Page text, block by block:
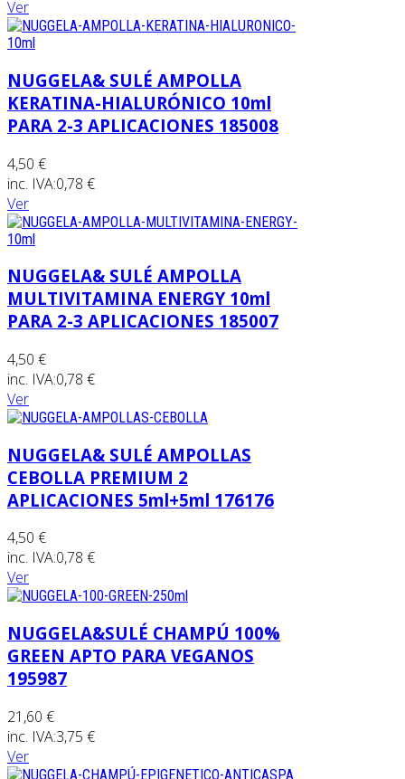
Ver
NUGGELA& SULÉ AMPOLLA
KERATINA-HIALURÓNICO 10ml
PARA 2-3 APLICACIONES 185008
4,50 €
inc. IVA:0,78 €
Ver
NUGGELA& SULÉ AMPOLLA
MULTIVITAMINA ENERGY 10ml
PARA 2-3 APLICACIONES 185007
4,50 €
inc. IVA:0,78 €
Ver
NUGGELA& SULÉ AMPOLLAS
CEBOLLA PREMIUM 2
APLICACIONES 5ml+5ml 176176
4,50 €
inc. IVA:0,78 €
Ver
NUGGELA&SULÉ CHAMPÚ 100%
GREEN APTO PARA VEGANOS
195987
21,60 €
inc. IVA:3,75 €
Ver